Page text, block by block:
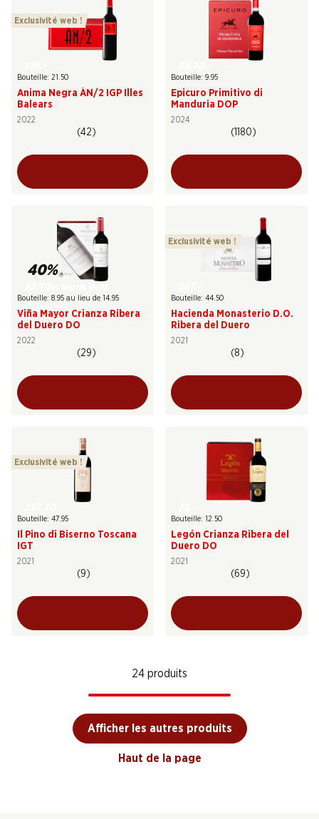
Exclusivité web !
Bouteille: 21.50
Anima Negra ÀN/2 IGP Illes
Balears
2022
(42)
Bouteille: 9.95
Epicuro Primitivo di
Manduria DOP
2024
(1180)
40%
Bouteille: 8.95 au lieu de 14.95
Viña Mayor Crianza Ribera
del Duero DO
2022
(29)
Exclusivité web !
Bouteille: 44.50
Hacienda Monasterio D.O.
Ribera del Duero
2021
(8)
Exclusivité web !
Bouteille: 47.95
Il Pino di Biserno Toscana
IGT
2021
(9)
Bouteille: 12.50
Legón Crianza Ribera del
Duero DO
2021
(69)
24 produits
Afficher les autres produits
Haut de la page